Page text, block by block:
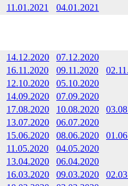
11.01.2021 04.01.2021
14.12.2020
07.12.2020
16.11.2020 09.11.2020
12.10.2020
05.10.2020
14.09.2020
07.09.2020
17.08.2020 10.08.2020
13.07.2020
06.07.2020
15.06.2020 08.06.2020
11.05.2020
04.05.2020
13.04.2020
06.04.2020
16.03.2020 09.03.2020